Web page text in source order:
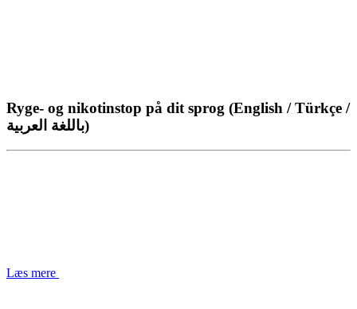
Ryge- og nikotinstop på dit sprog (English / Türkçe /
باللغة العربية)
Læs mere